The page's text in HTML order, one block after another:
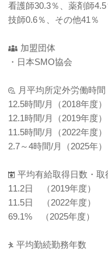
看護師30.3％、薬剤師
技師0.6％、その他41％
加盟団体
・日本SMO協会
月平均所定外労働時間
12.5時間/月（2018年度）
12.1時間/月（2019年度）
11.5時間/月（2022年度）
2.7～4時間/月（2025年）
平均有給取得日数・取
11.2日 （2019年度）
11.5日 （2022年度）
69.1% （2025年度）
平均勤続勤務年数